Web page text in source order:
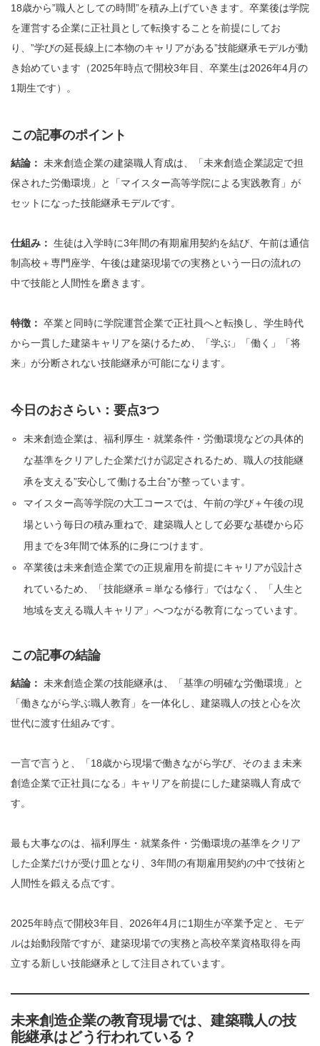
18歳から”職人としての時間”を積み上げていきます。卒業後は学院
を運営する企業に正社員として転換することを前提にしてお
り、”学びの延長線上に本物のキャリアがある”技能継承モデルが動
き始めています（2025年時点で開校3年目、卒業生は2026年4月の
1期生です）。
この記事のポイント
結論： 未来創造企業の建築職人育成は、「未来創造企業認定で担
保された労働環境」と「マイスター高等学院による実践教育」が
セットになった技能継承モデルです。
仕組み： 生徒は入学時に3年間の有期雇用契約を結び、午前は通信
制高校＋専門座学、午後は建築現場での実務という一日の流れの
中で技能と人間性を磨きます。
特徴： 卒業と同時に学院運営企業で正社員へと転換し、学生時代
から一貫した建築キャリアを築けるため、「学ぶ」「働く」「将
来」が分断されない技能継承が可能になります。
今日のおさらい：要点3つ
未来創造企業は、福利厚生・就業条件・労働環境などの具体的
な基準をクリアした企業だけが認定されるため、職人の技能継
承を支える”安心して働ける土台”が整っています。
マイスター高等学院の大工コースでは、午前の学び＋午後の現
場という毎日の積み重ねで、建築職人として必要な基礎から応
用までを3年間で体系的に身につけます。
卒業後は未来創造企業での正規雇用を前提にキャリアが設計さ
れているため、「技能継承＝単なる修行」ではなく、「人生と
地域を支える職人キャリア」へつながる教育になっています。
この記事の結論
結論： 未来創造企業の技能継承は、「基準の明確な労働環境」と
「働きながら学ぶ職人教育」を一体化し、建築職人の技と心を次
世代に渡す仕組みです。
一言で言うと、「18歳から現場で働きながら学び、そのまま未来
創造企業で正社員になる」キャリアを前提にした建築職人育成で
す。
最も大事なのは、福利厚生・就業条件・労働環境の基準をクリア
した企業だけが受け皿となり、3年間の有期雇用契約の中で技術と
人間性を鍛える点です。
2025年時点で開校3年目、2026年4月に1期生が卒業予定と、モデ
ルは始動段階ですが、建築現場での実務と高校卒業資格取得を両
立する新しい技能継承として注目されています。
未来創造企業の教育現場では、建築職人の技
能継承はどう行われている？